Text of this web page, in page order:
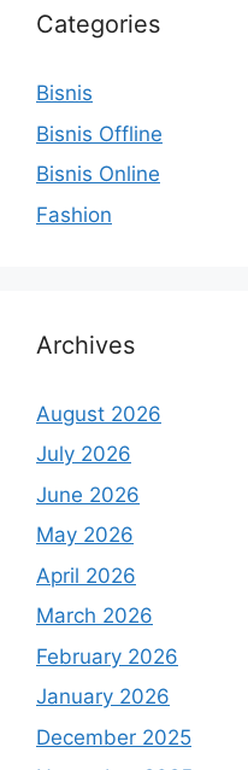
Categories
Bisnis
Bisnis Offline
Bisnis Online
Fashion
Archives
August 2026
July 2026
June 2026
May 2026
April 2026
March 2026
February 2026
January 2026
December 2025